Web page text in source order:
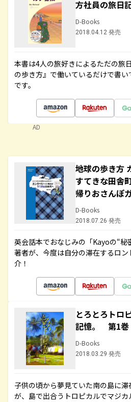
方社員の旅日
D-Books
2018.04.12 発売
本書は4人の旅好きによるただの旅
の歩き方』で働いているだけで書
です。
AD
地球の歩き方
すてきな田舎
帰りおさんぽ
D-Books
2018.07.26 発売
英会話本でおなじみの「Kayoの“秘
著者が、今度は自分の滞在するロ
介！
とろとろトロ
記憶。 第1巻
D-Books
2018.03.29 発売
子供の頃から夢見ていた南の島に
が、島で出合うトロピカルでマジ